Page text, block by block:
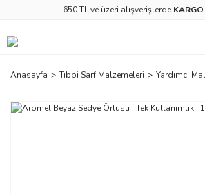
650 TL ve üzeri alışverişlerde KARGO
Anasayfa Tıbbi Sarf Malzemeleri Yardımcı